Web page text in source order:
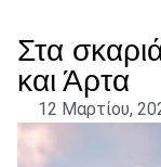
Στα
και Άρτα
12 Μαρτίου,